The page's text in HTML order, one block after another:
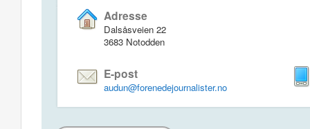
Adresse
Dalsåsveien 22
3683 Notodden
E-post
audun@forenedejournalister.no